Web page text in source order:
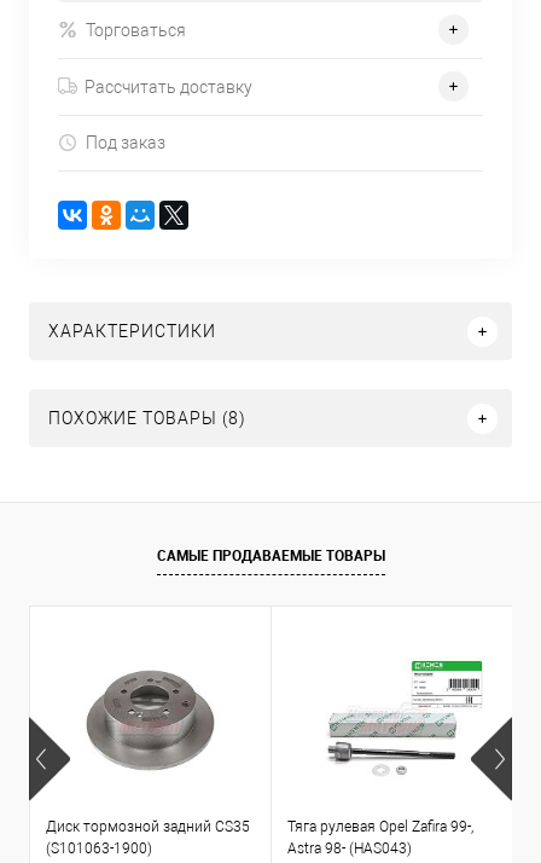
Торговаться
Рассчитать доставку
Под заказ
ХАРАКТЕРИСТИКИ
ПОХОЖИЕ ТОВАРЫ (8)
САМЫЕ ПРОДАВАЕМЫЕ ТОВАРЫ
Диск тормозной задний CS35
(S101063-1900)
Тяга рулевая Opel Zafira 99-,
Astra 98- (HAS043)